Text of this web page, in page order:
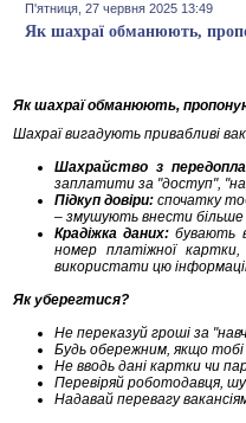
П'ятниця, 27 червня 2025 13:49
Як шахраї обманюють,
Як шахраї обманюють,
Шахраї вигадують привабливі
Шахрайство з
заплатити за "доступ",
Підкуп довіри: спочатку
– змушують внести більше
Крадіжка даних: бувають
номер платіжної картки,
використати цю
Як уберегтися?
Не переказуй гроші за
Будь обережним, якщо
Не вводь дані картки чи
Перевіряй роботодавця,
Надавай перевагу